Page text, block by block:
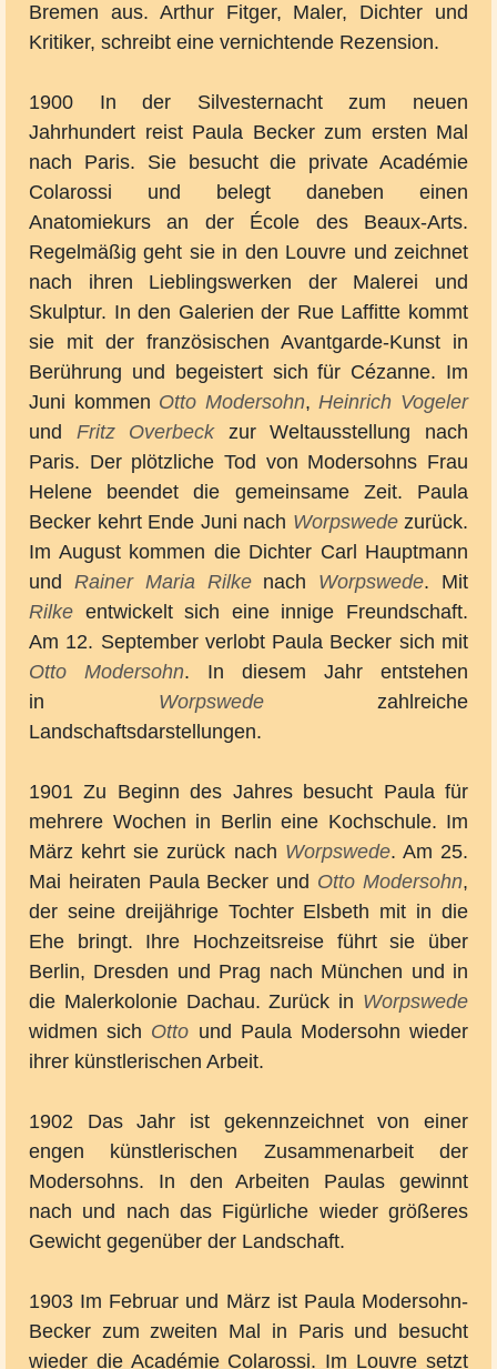
Bremen aus. Arthur Fitger, Maler, Dichter und
Kritiker, schreibt eine vernichtende Rezension.
1900 In der Silvesternacht zum neuen
Jahrhundert reist Paula Becker zum ersten Mal
nach Paris. Sie besucht die private Académie
Colarossi und belegt daneben einen
Anatomiekurs an der École des Beaux-Arts.
Regelmäßig geht sie in den Louvre und zeichnet
nach ihren Lieblingswerken der Malerei und
Skulptur. In den Galerien der Rue Laffitte kommt
sie mit der französischen Avantgarde-Kunst in
Berührung und begeistert sich für Cézanne. Im
Juni kommen Otto Modersohn,Heinrich Vogeler
und Fritz Overbeckzur Weltausstellung nach
Paris. Der plötzliche Tod von Modersohns Frau
Helene beendet die gemeinsame Zeit. Paula
Becker kehrt Ende Juni nach Worpswedezurück.
Im August kommen die Dichter Carl Hauptmann
und Rainer Maria Rilkenach Worpswede. Mit
Rilke entwickelt sich eine innige Freundschaft.
Am 12. September verlobt Paula Becker sich mit
Otto Modersohn. In diesem Jahr entstehen
in Worpswedezahlreiche
Landschaftsdarstellungen.
1901 Zu Beginn des Jahres besucht Paula für
mehrere Wochen in Berlin eine Kochschule. Im
März kehrt sie zurück nach Worpswede. Am 25.
Mai heiraten Paula Becker und Otto Modersohn,
der seine dreijährige Tochter Elsbeth mit in die
Ehe bringt. Ihre Hochzeitsreise führt sie über
Berlin, Dresden und Prag nach München und in
die Malerkolonie Dachau. Zurück in Worpswede
widmen sich Otto und Paula Modersohn wieder
ihrer künstlerischen Arbeit.
1902 Das Jahr ist gekennzeichnet von einer
engen künstlerischen Zusammenarbeit der
Modersohns. In den Arbeiten Paulas gewinnt
nach und nach das Figürliche wieder größeres
Gewicht gegenüber der Landschaft.
1903 Im Februar und März ist Paula Modersohn-
Becker zum zweiten Mal in Paris und besucht
wieder die Académie Colarossi. Im Louvre setzt